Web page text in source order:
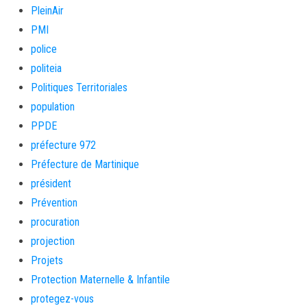
PleinAir
PMI
police
politeia
Politiques Territoriales
population
PPDE
préfecture 972
Préfecture de Martinique
président
Prévention
procuration
projection
Projets
Protection Maternelle & Infantile
protegez-vous